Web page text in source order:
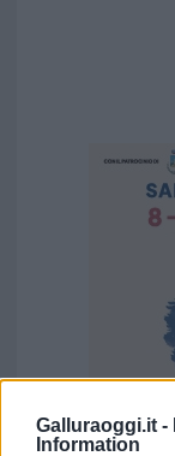
Galluraoggi.it -
Information